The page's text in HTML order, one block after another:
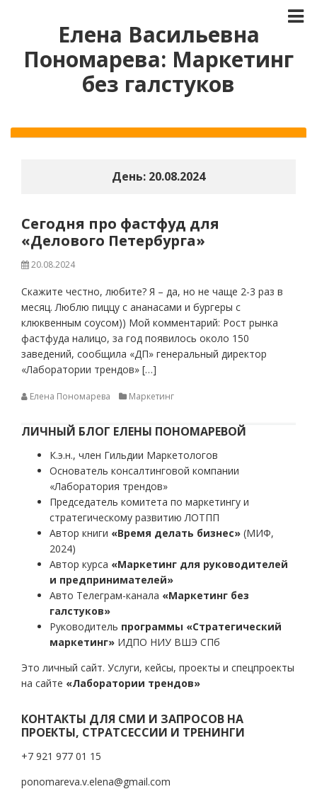
Елена Васильевна
Пономарева: Маркетинг
без галстуков
День: 20.08.2024
Сегодня про фастфуд для
«Делового Петербурга»
20.08.2024
Скажите честно, любите? Я – да, но не чаще 2-3 раз в
месяц. Люблю пиццу с ананасами и бургеры с
клюквенным соусом)) Мой комментарий: Рост рынка
фастфуда налицо, за год появилось около 150
заведений, сообщила «ДП» генеральный директор
«Лаборатории трендов» […]
Елена Пономарева Маркетинг
ЛИЧНЫЙ БЛОГ ЕЛЕНЫ ПОНОМАРЕВОЙ
К.э.н., член Гильдии Маркетологов
Основатель консалтинговой компании
«Лаборатория трендов»
Председатель комитета по маркетингу и
стратегическому развитию ЛОТПП
Автор книги «Время делать бизнес» (МИФ,
2024)
Автор курса «Маркетинг для руководителей
и предпринимателей»
Авто Телеграм-канала «Маркетинг без
галстуков»
Руководитель программы «Стратегический
маркетинг» ИДПО НИУ ВШЭ СПб
Это личный сайт. Услуги, кейсы, проекты и спецпроекты
на сайте «Лаборатории трендов»
КОНТАКТЫ ДЛЯ СМИ И ЗАПРОСОВ НА
ПРОЕКТЫ, СТРАТСЕССИИ И ТРЕНИНГИ
+7 921 977 01 15
ponomareva.v.elena@gmail.com